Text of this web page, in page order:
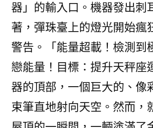
器」的輸入口。機器發出刺
著，彈珠臺上的燈光開始瘋
警告。「能量超載！檢測到
戀能量！目標：提升天秤座
器的頂部，一個巨大的、像
束筆直地射向天空。然而，